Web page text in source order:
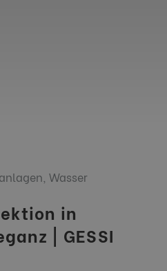
Wasser
in
| GESSI